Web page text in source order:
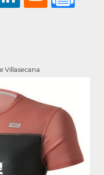
Villasecana